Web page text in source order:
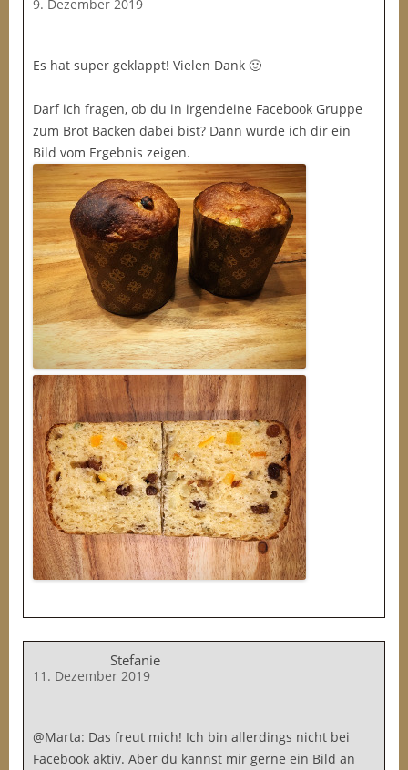
9. Dezember 2019
Es hat super geklappt! Vielen Dank 🙂
Darf ich fragen, ob du in irgendeine Facebook Gruppe
zum Brot Backen dabei bist? Dann würde ich dir ein
Bild vom Ergebnis zeigen.
Stefanie
11. Dezember 2019
@Marta: Das freut mich! Ich bin allerdings nicht bei
Facebook aktiv. Aber du kannst mir gerne ein Bild an